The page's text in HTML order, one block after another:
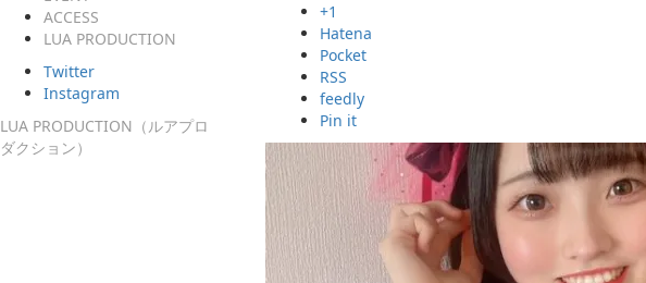
ACCESS
LUA PRODUCTION
Twitter
Instagram
LUA PRODUCTION（ルアプロ
ダクション）
+1
Hatena
Pocket
RSS
feedly
Pin it